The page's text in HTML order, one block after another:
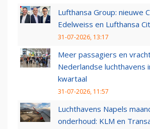
Lufthansa Group: nieuwe
Edelweiss en Lufthansa
31-07-2026, 13:17
Meer passagiers en
Nederlandse luchthavens
kwartaal
31-07-2026, 11:57
Luchthavens Napels
onderhoud: KLM en